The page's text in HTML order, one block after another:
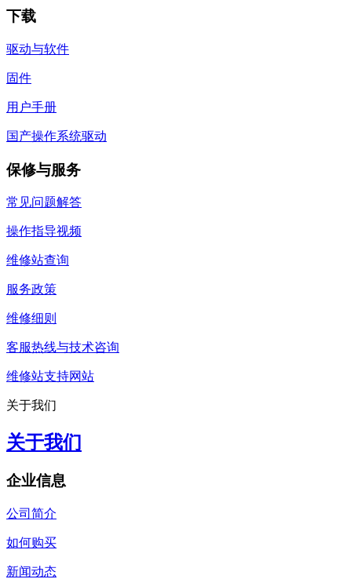
下载
驱动与软件
固件
用户手册
国产操作系统驱动
保修与服务
常见问题解答
操作指导视频
维修站查询
服务政策
维修细则
客服热线与技术咨询
维修站支持网站
关于我们
关于我们
企业信息
公司简介
如何购买
新闻动态